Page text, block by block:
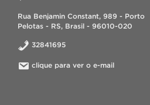
Rua Benjamin Constant, 989 - Porto
Pelotas - RS, Brasil - 96010-020
32841695
clique para ver o e-mail